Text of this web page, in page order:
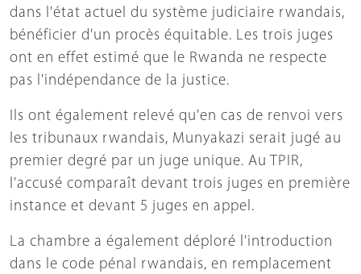
dans l'état actuel du système judiciaire rwandais,
bénéficier d'un procès équitable. Les trois juges
ont en effet estimé que le Rwanda ne respecte
pas l'indépendance de la justice.
Ils ont également relevé qu'en cas de renvoi vers
les tribunaux rwandais, Munyakazi serait jugé au
premier degré par un juge unique. Au TPIR,
l'accusé comparaît devant trois juges en première
instance et devant 5 juges en appel.
La chambre a également déploré l'introduction
dans le code pénal rwandais, en remplacement